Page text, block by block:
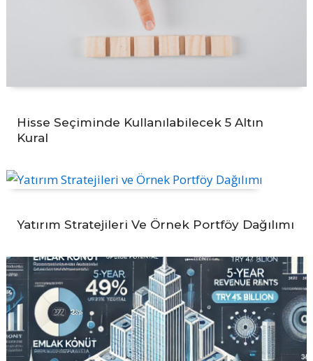
Hisse Seçiminde Kullanılabilecek 5 Altın
Kural
Yatırım Stratejileri Ve Örnek Portföy Dağılımı